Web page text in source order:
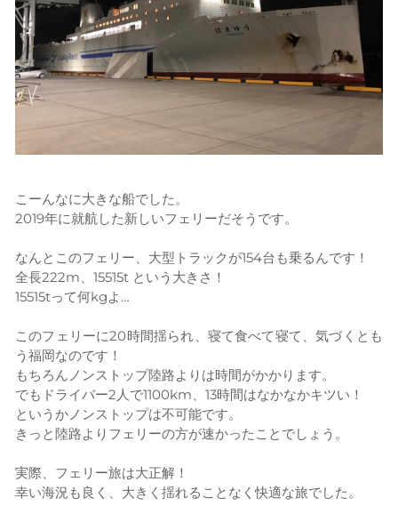
こーんなに大きな船でした。
2019年に就航した新しいフェリーだそうです。
なんとこのフェリー、大型トラックが154台も乗るんです！
全長222m、15515t という大きさ！
15515tって何kgよ…
このフェリーに20時間揺られ、寝て食べて寝て、気づくとも
う福岡なのです！
もちろんノンストップ陸路よりは時間がかかります。
でもドライバー2人で1100km、13時間はなかなかキツい！
というかノンストップは不可能です。
きっと陸路よりフェリーの方が速かったことでしょう。
実際、フェリー旅は大正解！
幸い海況も良く、大きく揺れることなく快適な旅でした。